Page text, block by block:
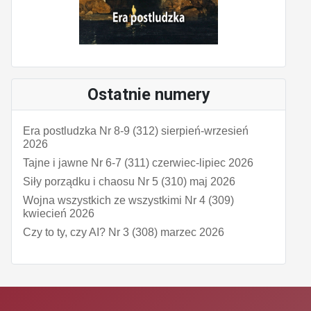
Ostatnie numery
Era postludzka Nr 8-9 (312) sierpień-wrzesień
2026
Tajne i jawne Nr 6-7 (311) czerwiec-lipiec 2026
Siły porządku i chaosu Nr 5 (310) maj 2026
Wojna wszystkich ze wszystkimi Nr 4 (309)
kwiecień 2026
Czy to ty, czy AI? Nr 3 (308) marzec 2026